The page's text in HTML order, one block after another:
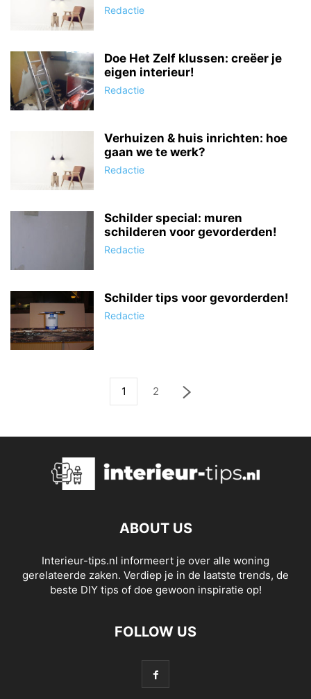
Redactie
Doe Het Zelf klussen: creëer je
eigen interieur!
Redactie
Verhuizen & huis inrichten: hoe
gaan we te werk?
Redactie
Schilder special: muren
schilderen voor gevorderden!
Redactie
Schilder tips voor gevorderden!
Redactie
1 2
ABOUT US
Interieur-tips.nl informeert je over alle woning
gerelateerde zaken. Verdiep je in de laatste trends, de
beste DIY tips of doe gewoon inspiratie op!
FOLLOW US